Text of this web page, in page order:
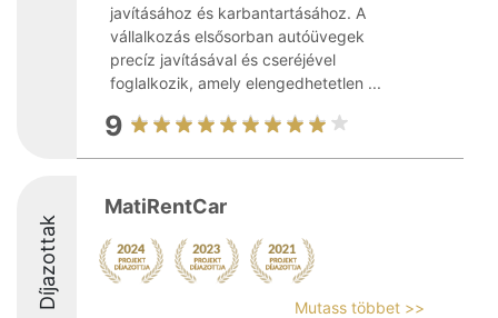
javításához és karbantartásához. A
vállalkozás elsősorban autóüvegek
precíz javításával és cseréjével
foglalkozik, amely elengedhetetlen ...
9
Díjazottak
MatiRentCar
Mutass többet >>